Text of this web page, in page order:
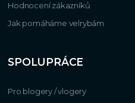
Hodnocení zákazníků
Jak pomáháme velrybám
SPOLUPRÁCE
Pro blogery / vlogery